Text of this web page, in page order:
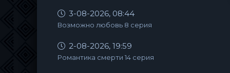
3-08-2026, 08:44
Возможно любовь 8 серия
2-08-2026, 19:59
Романтика смерти 14 серия